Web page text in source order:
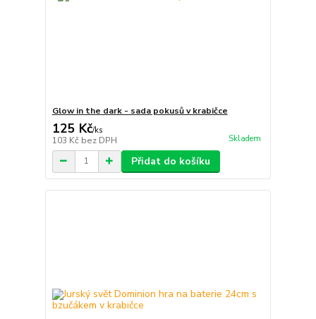
Glow in the dark - sada pokusů v krabičce
125 Kč/ks
103 Kč bez DPH Skladem
Přidat do košíku